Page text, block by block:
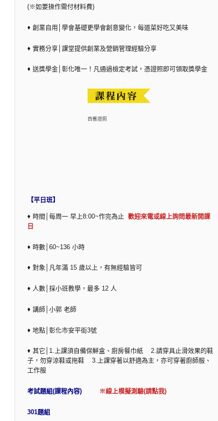
(※如要操作需付材料費)
♦ 創業自用│學會基礎更學會創意變化，每道菜好吃又美味
♦ 實務分享│課堂提供創業及營銷管理經驗分享
♦ 送獎學金│彰化唯一！凡通過檢定考試，憑證照即可領取獎學金
西餐證照
【平日班】
♦ 時間│每周一 早上8:00~作完為止 歡迎來電或線上詢問最新開課
日
♦ 時數│60~136 小時
♦ 對象│凡年滿 15 歲以上，有無經驗皆可
♦ 人數│採小班教學，最多 12 人
♦ 講師│小郭 老師
♦ 地點│彰化市安平街3號
♦ 其它│1.上課須自備保鮮盒、廚房餐巾紙 2.請穿具止滑效果的鞋
子，勿穿涼鞋或拖鞋 3.上課穿著以舒適為主，亦可穿著廚師服、
工作服
考試題組(課程內容) ※線上模擬測驗(請點我)
301題組